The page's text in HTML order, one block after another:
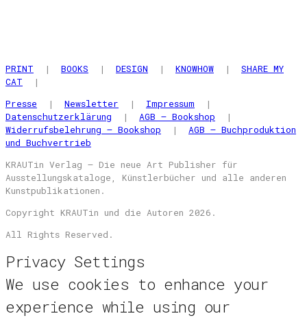
PRINT | BOOKS | DESIGN | KNOWHOW | SHARE MY
CAT |
Presse | Newsletter | Impressum |
Datenschutzerklärung | AGB – Bookshop |
Widerrufsbelehrung – Bookshop | AGB – Buchproduktion
und Buchvertrieb
KRAUTin Verlag – Die neue Art Publisher für
Ausstellungskataloge, Künstlerbücher und alle anderen
Kunstpublikationen.
Copyright KRAUTin und die Autoren 2026.
All Rights Reserved.
Privacy Settings
We use cookies to enhance your
experience while using our